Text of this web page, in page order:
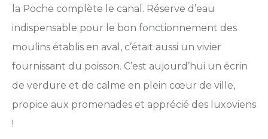
la Poche complète le canal. Réserve d’eau
indispensable pour le bon fonctionnement des
moulins établis en aval, c’était aussi un vivier
fournissant du poisson. C’est aujourd’hui un écrin
de verdure et de calme en plein cœur de ville,
propice aux promenades et apprécié des luxoviens
!